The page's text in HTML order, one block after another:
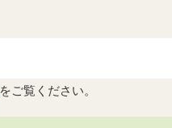
をご覧ください。